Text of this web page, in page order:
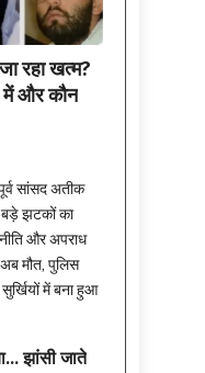
रहा खत्म?
में और कौन
सांसद अतीक
बड़े झटकों का
और अपराध
मौत, पुलिस
में बना हुआ
झांसी जाते